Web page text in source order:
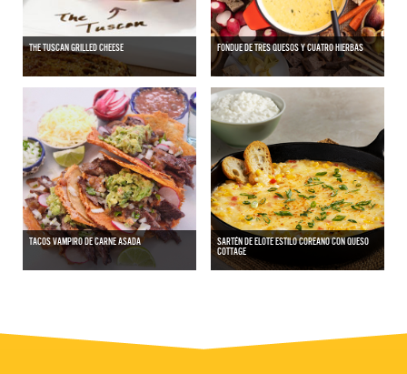
THE TUSCAN GRILLED CHEESE FONDUE DE TRES QUESOS Y CUATRO HIERBAS
TACOS VAMPIRO DE CARNE ASADA
SARTÉN DE ELOTE ESTILO COREANO CON QUESO
COTTAGE